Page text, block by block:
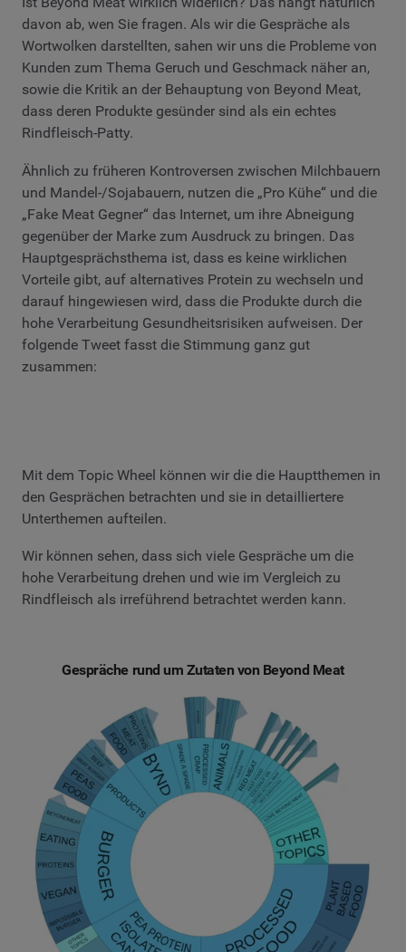
davon ab, wen Sie fragen. Als wir die Gespräche als
Wortwolken darstellten, sahen wir uns die Probleme von
Kunden zum Thema Geruch und Geschmack näher an,
sowie die Kritik an der Behauptung von Beyond Meat,
dass deren Produkte gesünder sind als ein echtes
Rindfleisch-Patty.
Ähnlich zu früheren Kontroversen zwischen Milchbauern
und Mandel-/Sojabauern, nutzen die „Pro Kühe“ und die
„Fake Meat Gegner“ das Internet, um ihre Abneigung
gegenüber der Marke zum Ausdruck zu bringen. Das
Hauptgesprächsthema ist, dass es keine wirklichen
Vorteile gibt, auf alternatives Protein zu wechseln und
darauf hingewiesen wird, dass die Produkte durch die
hohe Verarbeitung Gesundheitsrisiken aufweisen. Der
folgende Tweet fasst die Stimmung ganz gut
zusammen:
Mit dem Topic Wheel können wir die die Hauptthemen in
den Gesprächen betrachten und sie in detailliertere
Unterthemen aufteilen.
Wir können sehen, dass sich viele Gespräche um die
hohe Verarbeitung drehen und wie im Vergleich zu
Rindfleisch als irreführend betrachtet werden kann.
Gespräche rund um Zutaten von Beyond Meat